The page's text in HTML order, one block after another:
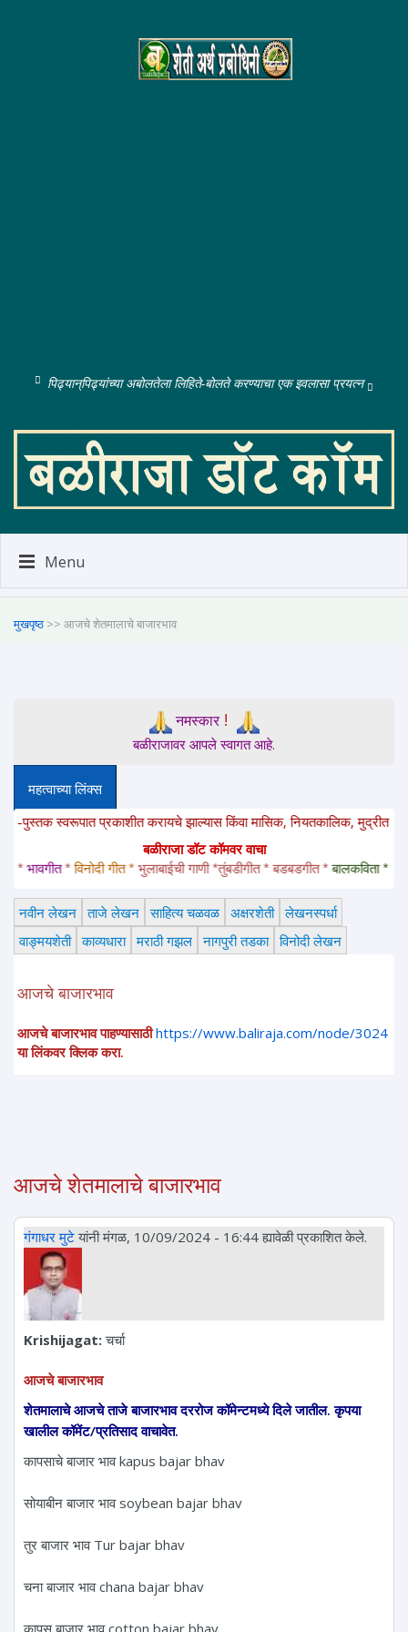
पिढ्यान्‌पिढ्यांच्या अबोलतेला लिहिते-बोलते करण्याचा एक इवलासा प्रयत्न
Menu
मुखपृष्ठ >> आजचे शेतमालाचे बाजारभाव
नमस्कार!
बळीराजावर आपले स्वागत आहे.
महत्वाच्या लिंक्स
स्वरूपात प्रकाशीत करायचे झाल्यास किंवा मासिक, नियतकालिक, मुद्रीत
बळीराजा डॉट कॉमवर वाचा
भावगीत * विनोदी गीत * भुलाबाईची गाणी *तुंबडीगीत * बडबडगीत * बालकविता * विनोदी
नवीन लेखन ताजे लेखन साहित्य चळवळ अक्षरशेती लेखनस्पर्धा
वाङ्मयशेती काव्यधारा मराठी गझल नागपुरी तडका विनोदी लेखन
आजचे बाजारभाव
आजचे बाजारभाव पाहण्यासाठी https://www.baliraja.com/node/3024
या लिंकवर क्लिक करा.
आजचे शेतमालाचे बाजारभाव
गंगाधर मुटेयांनी मंगळ, 10/09/2024 - 16:44 ह्यावेळी प्रकाशित केले.
Krishijagat:चर्चा
आजचे बाजारभाव
शेतमालाचे आजचे ताजे बाजारभाव दररोज कॉमेन्टमध्ये दिले जातील. कृपया
खालील कॉमेंट/प्रतिसाद वाचावेत.
कापसाचे बाजार भाव kapus bajar bhav
सोयाबीन बाजार भाव soybean bajar bhav
तुर बाजार भाव Tur bajar bhav
चना बाजार भाव chana bajar bhav
कापूस बाजार भाव cotton bajar bhav